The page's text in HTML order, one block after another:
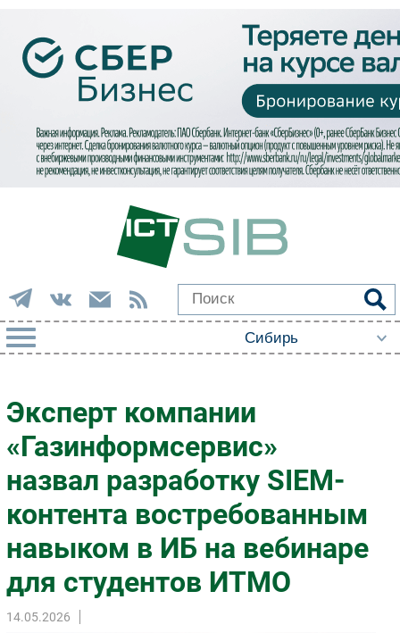
Импорто­замещение
Автоматизация Промышленности
Интернет
Мобильная связь
Фиксированная связь
Интеграция
Рынок ПК
Маркетинг
Торговые сети
Эксперт компании
«Газинформсервис»
назвал разработку SIEM-
контента востребованным
навыком в ИБ на вебинаре
для студентов ИТМО
14.05.2026